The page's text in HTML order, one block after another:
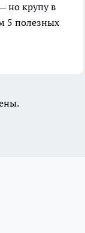
но крупу в
5 полезных